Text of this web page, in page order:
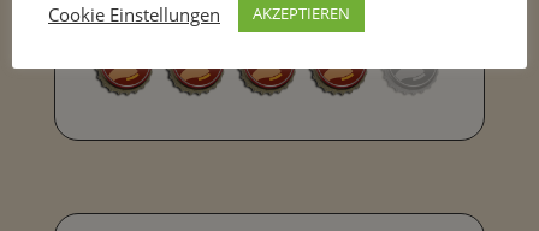
Cookie Einstellungen
AKZEPTIEREN